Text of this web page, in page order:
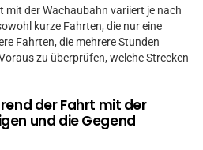
mit der Wachaubahn variiert je nach
kurze Fahrten, die nur eine
Fahrten, die mehrere Stunden
zu überprüfen, welche Strecken
der Fahrt mit der
und die Gegend